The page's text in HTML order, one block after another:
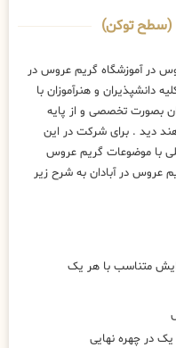
(سطح توکن)
در آموزشگاه گریم عروس در
دانشپذیران و هنرآموزان با
بصورت تخصصی و از پایه
دید . برای شرکت در این
با موضوعات گریم عروس
در آبادان به شرح زیر
متناسب با هر یک
در چهره نهایی